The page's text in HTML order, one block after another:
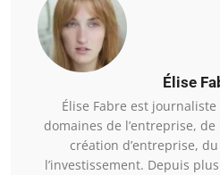
Élise
Élise Fabre est
domaines de l’entreprise,
création d’entreprise,
l’investissement. Depuis